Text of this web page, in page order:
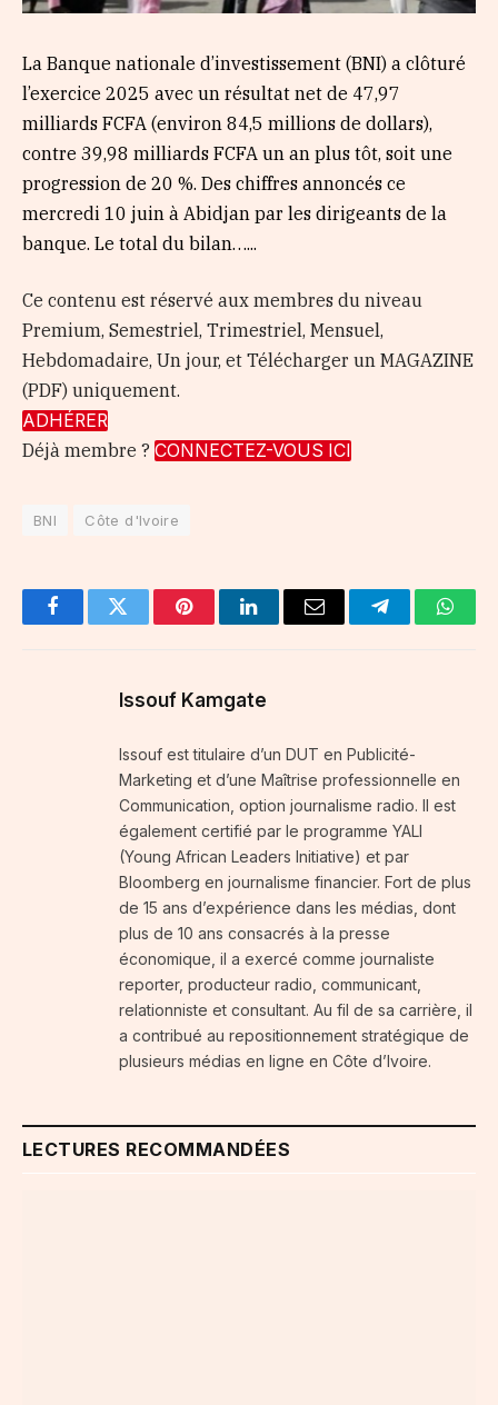
La Banque nationale d’investissement (BNI) a clôturé
l’exercice 2025 avec un résultat net de 47,97
milliards FCFA (environ 84,5 millions de dollars),
contre 39,98 milliards FCFA un an plus tôt, soit une
progression de 20 %. Des chiffres annoncés ce
mercredi 10 juin à Abidjan par les dirigeants de la
banque. Le total du bilan…...
Ce contenu est réservé aux membres du niveau
Premium, Semestriel, Trimestriel, Mensuel,
Hebdomadaire, Un jour, et Télécharger un MAGAZINE
(PDF) uniquement.
ADHÉRER
Déjà membre ? CONNECTEZ-VOUS ICI
BNI Côte d'Ivoire
FacebookTwitter PinterestLinkedInEmail Telegram
Issouf Kamgate
Issouf est titulaire d’un DUT en Publicité-
Marketing et d’une Maîtrise professionnelle en
Communication, option journalisme radio. Il est
également certifié par le programme YALI
(Young African Leaders Initiative) et par
Bloomberg en journalisme financier. Fort de plus
de 15 ans d’expérience dans les médias, dont
plus de 10 ans consacrés à la presse
économique, il a exercé comme journaliste
reporter, producteur radio, communicant,
relationniste et consultant. Au fil de sa carrière, il
a contribué au repositionnement stratégique de
plusieurs médias en ligne en Côte d’Ivoire.
LECTURES RECOMMANDÉES